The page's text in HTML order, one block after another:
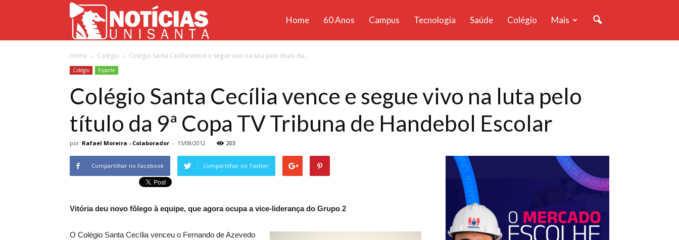
Unisanta
Home 60 Anos Campus Tecnologia Saúde Colégio Mais
Home Colégio Colégio Santa Cecília vence e segue vivo na luta pelo título da...
Colégio Esporte
Colégio Santa Cecília vence e segue vivo na luta pelo
título da 9ª Copa TV Tribuna de Handebol Escolar
por Rafael Moreira - Colaborador - 15/08/2012 203
Compartilhar no Facebook Compartilhar no Twitter
Vitória deu novo fôlego à equipe, que agora ocupa a vice-liderança do Grupo 2
O Colégio Santa Cecília venceu o Fernando de Azevedo